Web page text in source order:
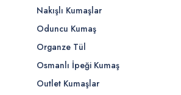
Nakışlı Kumaşlar
Oduncu Kumaş
Organze Tül
Osmanlı İpeği Kumaş
Outlet Kumaşlar